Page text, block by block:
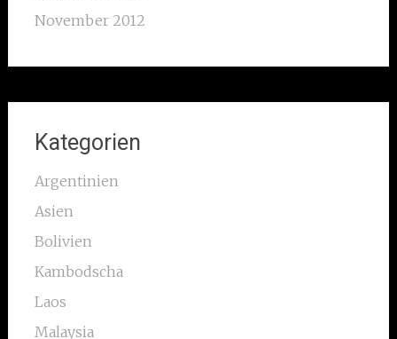
November 2012
Kategorien
Argentinien
Asien
Bolivien
Kambodscha
Laos
Malaysia